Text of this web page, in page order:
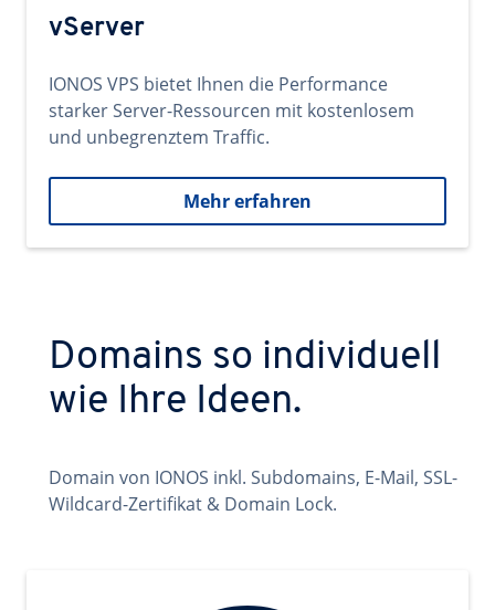
vServer
IONOS VPS bietet Ihnen die Performance
starker Server-Ressourcen mit kostenlosem
und unbegrenztem Traffic.
Mehr erfahren
Domains so individuell
wie Ihre Ideen.
Domain von IONOS inkl. Subdomains, E-Mail, SSL-
Wildcard-Zertifikat & Domain Lock.